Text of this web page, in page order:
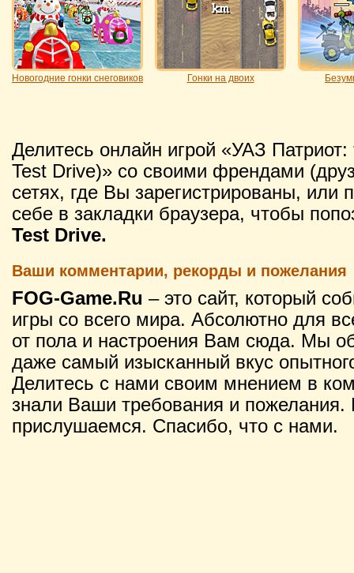
Новогодние гонки снеговиков Гонки на двоих
Делитесь онлайн игрой «УАЗ
Test Drive)» со своими френдами
сетях, где Вы зарегистрированы, или
себе в закладки браузера, чтобы
Test Drive.
Ваши комментарии, рекорды и пожелания
FOG-Game.Ru – это сайт, который
игры со всего мира. Абсолютно для
от пола и настроения Вам сюда. Мы
даже самый изысканный вкус
Делитесь с нами своим мнением в
знали Ваши требования и
прислушаемся. Спасибо, что с нами.